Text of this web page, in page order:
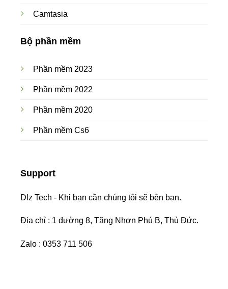
Camtasia
Bộ phần mềm
Phần mềm 2023
Phần mềm 2022
Phần mềm 2020
Phần mềm Cs6
Support
Dlz Tech - Khi bạn cần chúng tôi sẽ bên bạn.
Địa chỉ : 1 đường 8, Tăng Nhơn Phú B, Thủ Đức.
Zalo : 0353 711 506